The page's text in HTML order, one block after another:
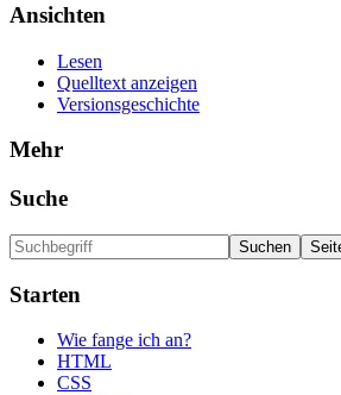
Ansichten
Lesen
Quelltext anzeigen
Versionsgeschichte
Mehr
Suche
Starten
Wie fange ich an?
HTML
CSS